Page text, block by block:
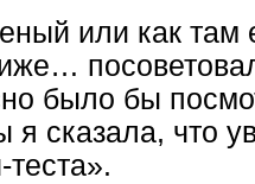
или как там
было бы
я сказала, что